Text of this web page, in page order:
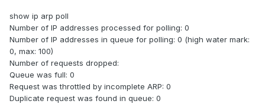
show ip arp poll
Number of IP addresses processed for polling: 0
Number of IP addresses in queue for polling: 0 (high water mark:
0, max: 100)
Number of requests dropped:
Queue was full: 0
Request was throttled by incomplete ARP: 0
Duplicate request was found in queue: 0